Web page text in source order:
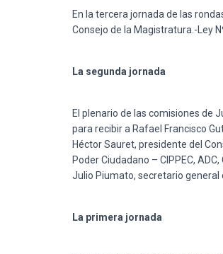
En la tercera jornada de las
Consejo de la Magistratura.-Ley
La segunda jornada
El plenario de las comisiones de
para recibir a Rafael Francisco
Héctor Sauret, presidente del
Poder Ciudadano – CIPPEC,
Julio Piumato, secretario general
La primera jornada